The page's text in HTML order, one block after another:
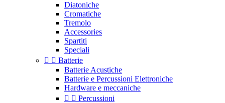
Diatoniche
Cromatiche
Tremolo
Accessories
Spartiti
Speciali
  Batterie
Batterie Acustiche
Batterie e Percussioni Elettroniche
Hardware e meccaniche
  Percussioni